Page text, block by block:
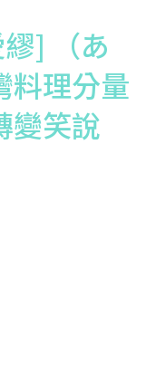
] （あ
料理分量
變笑說